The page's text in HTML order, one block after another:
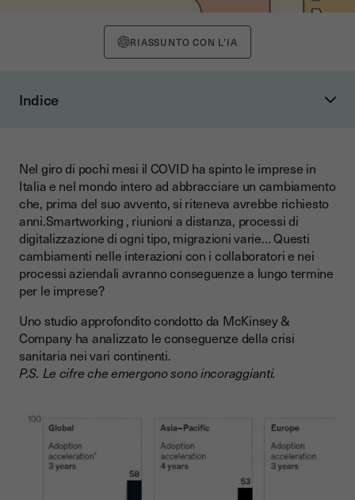
RIASSUNTO CON L’IA
Indice
Alcune disparità fra settori diversi
Grandi cambiamenti più duraturi a lungo termine
Nel giro di pochi mesi il COVID ha spinto le imprese in
Italia e nel mondo intero ad abbracciare un cambiamento
che, prima del suo avvento, si riteneva avrebbe richiesto
anni.Smartworking , riunioni a distanza, processi di
digitalizzazione di ogni tipo, migrazioni varie… Questi
cambiamenti nelle interazioni con i collaboratori e nei
processi aziendali avranno conseguenze a lungo termine
per le imprese?
Uno studio approfondito condotto da McKinsey &
Company ha analizzato le conseguenze della crisi
sanitaria nei vari continenti.
P.S. Le cifre che emergono sono incoraggianti.